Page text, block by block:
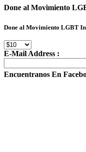
Done al Movimiento
Done al Movimiento LGBT
E-Mail Address :
Encuentranos En